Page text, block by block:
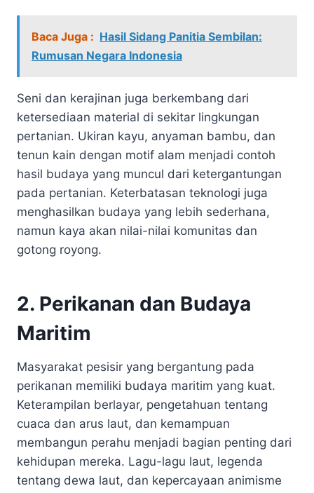
Baca Juga : Hasil Sidang Panitia Sembilan:
Rumusan Negara Indonesia
Seni dan kerajinan juga berkembang dari
ketersediaan material di sekitar lingkungan
pertanian. Ukiran kayu, anyaman bambu, dan
tenun kain dengan motif alam menjadi contoh
hasil budaya yang muncul dari ketergantungan
pada pertanian. Keterbatasan teknologi juga
menghasilkan budaya yang lebih sederhana,
namun kaya akan nilai-nilai komunitas dan
gotong royong.
2. Perikanan dan Budaya
Maritim
Masyarakat pesisir yang bergantung pada
perikanan memiliki budaya maritim yang kuat.
Keterampilan berlayar, pengetahuan tentang
cuaca dan arus laut, dan kemampuan
membangun perahu menjadi bagian penting dari
kehidupan mereka. Lagu-lagu laut, legenda
tentang dewa laut, dan kepercayaan animisme